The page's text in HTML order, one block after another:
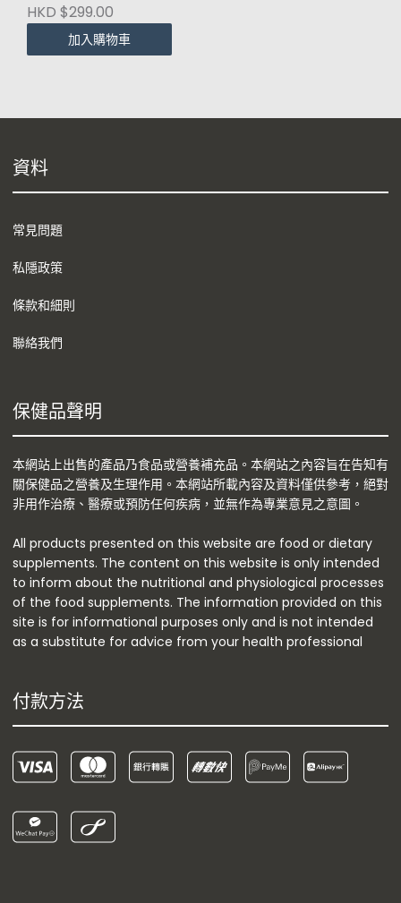
HKD $299.00
加入購物車
資料
常見問題
私隱政策
條款和細則
聯絡我們
保健品聲明
本網站上出售的產品乃食品或營養補充品。本網站之內容旨在告知有
關保健品之營養及生理作用。本網站所載內容及資料僅供參考，絕對
非用作治療、醫療或預防任何疾病，並無作為專業意見之意圖。
All products presented on this website are food or dietary
supplements. The content on this website is only intended
to inform about the nutritional and physiological processes
of the food supplements. The information provided on this
site is for informational purposes only and is not intended
as a substitute for advice from your health professional
付款方法